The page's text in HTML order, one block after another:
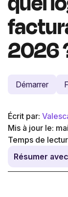
2026
Démarrer
Écrit par:
Mis à jour le:
Temps de
Résumer